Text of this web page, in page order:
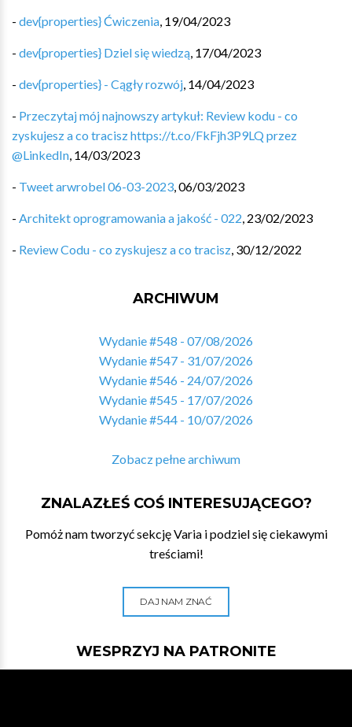
- dev{properties} Ćwiczenia, 19/04/2023
- dev{properties} Dziel się wiedzą, 17/04/2023
- dev{properties} - Cągły rozwój, 14/04/2023
- Przeczytaj mój najnowszy artykuł: Review kodu - co
zyskujesz a co tracisz https://t.co/FkFjh3P9LQ przez
@LinkedIn, 14/03/2023
- Tweet arwrobel 06-03-2023,06/03/2023
- Architekt oprogramowania a jakość - 022, 23/02/2023
- Review Codu - co zyskujesz a co tracisz, 30/12/2022
ARCHIWUM
Wydanie #548 - 07/08/2026
Wydanie #547 - 31/07/2026
Wydanie #546 - 24/07/2026
Wydanie #545 - 17/07/2026
Wydanie #544 - 10/07/2026
Zobacz pełne archiwum
ZNALAZŁEŚ COŚ INTERESUJĄCEGO?
Pomóż nam tworzyć sekcję Varia i podziel się ciekawymi
treściami!
DAJ NAM ZNAĆ
WESPRZYJ NA PATRONITE